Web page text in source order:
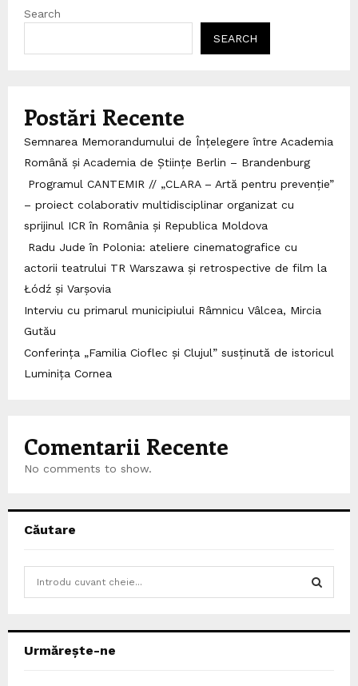
Search
SEARCH
Postări Recente
Semnarea Memorandumului de Înțelegere între Academia
Română și Academia de Științe Berlin – Brandenburg
Programul CANTEMIR // „CLARA – Artă pentru prevenție”
– proiect colaborativ multidisciplinar organizat cu
sprijinul ICR în România și Republica Moldova
Radu Jude în Polonia: ateliere cinematografice cu
actorii teatrului TR Warszawa și retrospective de film la
Łódź și Varșovia
Interviu cu primarul municipiului Râmnicu Vâlcea, Mircia
Gutău
Conferința „Familia Cioflec și Clujul” susținută de istoricul
Luminița Cornea
Comentarii Recente
No comments to show.
Căutare
h
Urmărește-ne